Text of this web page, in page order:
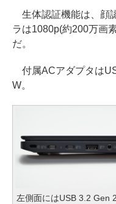
生体認証機能は、顔
ラは1080p(約200万画
だ。
付属ACアダプタは
W。
左側面にはUSB 3.2 Gen 2